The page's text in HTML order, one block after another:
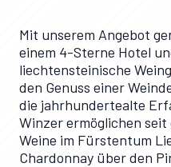
Mit unserem Angebot
einem 4-Sterne Hotel
liechtensteinische
den Genuss einer
die jahrhundertealte
Winzer ermöglichen
Weine im Fürstentum
Chardonnay über den